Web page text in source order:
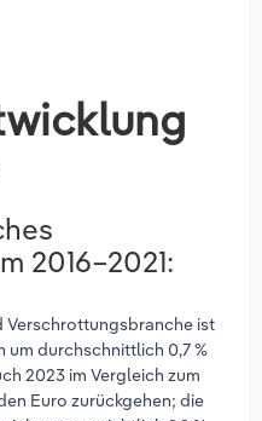
2016–2021:
Verschrottungsbranche ist
um durchschnittlich 0,7 %
2023 im Vergleich zum
Euro zurückgehen; die